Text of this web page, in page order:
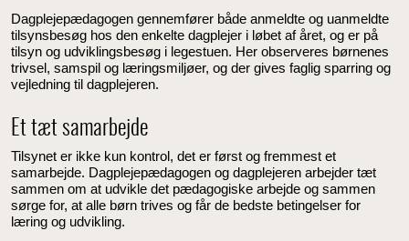
Dagplejepædagogen gennemfører både anmeldte og uanmeldte
tilsynsbesøg hos den enkelte dagplejer i løbet af året, og er på
tilsyn og udviklingsbesøg i legestuen. Her observeres børnenes
trivsel, samspil og læringsmiljøer, og der gives faglig sparring og
vejledning til dagplejeren.
Et tæt samarbejde
Tilsynet er ikke kun kontrol, det er først og fremmest et
samarbejde. Dagplejepædagogen og dagplejeren arbejder tæt
sammen om at udvikle det pædagogiske arbejde og sammen
sørge for, at alle børn trives og får de bedste betingelser for
læring og udvikling.